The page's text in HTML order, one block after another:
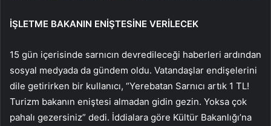
İŞLETME BAKANIN ENİŞTESİNE VERİLECEK
15 gün içerisinde sarnıcın devredileceği haberleri ardından
sosyal medyada da gündem oldu. Vatandaşlar endişelerini
dile getirirken bir kullanıcı, “Yerebatan Sarnıcı artık 1 TL!
Turizm bakanın eniştesi almadan gidin gezin. Yoksa çok
pahalı gezersiniz” dedi. İddialara göre Kültür Bakanlığı’na